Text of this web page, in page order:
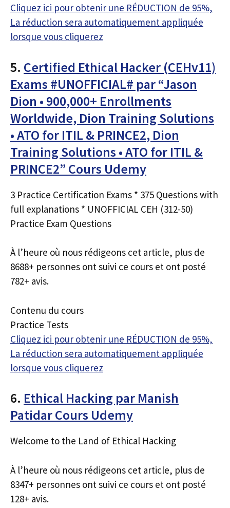
Cliquez ici pour obtenir une RÉDUCTION de 95%,
La réduction sera automatiquement appliquée
lorsque vous cliquerez
5. Certified Ethical Hacker (CEHv11)
Exams #UNOFFICIAL# par “Jason
Dion • 900,000+ Enrollments
Worldwide, Dion Training Solutions
• ATO for ITIL & PRINCE2, Dion
Training Solutions • ATO for ITIL &
PRINCE2” Cours Udemy
3 Practice Certification Exams * 375 Questions with
full explanations * UNOFFICIAL CEH (312-50)
Practice Exam Questions
À l’heure où nous rédigeons cet article, plus de
8688+ personnes ont suivi ce cours et ont posté
782+ avis.
Contenu du cours
Practice Tests
Cliquez ici pour obtenir une RÉDUCTION de 95%,
La réduction sera automatiquement appliquée
lorsque vous cliquerez
6. Ethical Hacking par Manish
Patidar Cours Udemy
Welcome to the Land of Ethical Hacking
À l’heure où nous rédigeons cet article, plus de
8347+ personnes ont suivi ce cours et ont posté
128+ avis.